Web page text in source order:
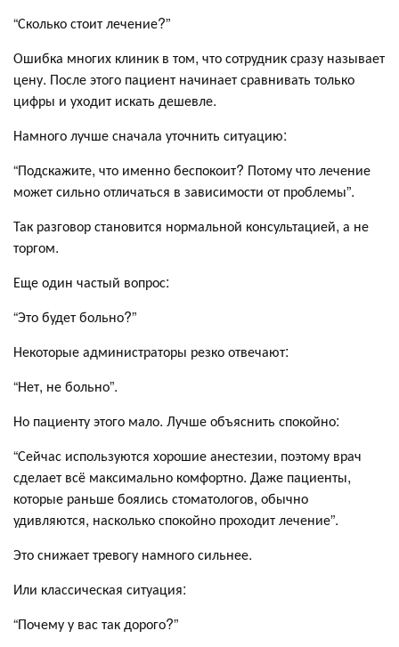
“Сколько стоит лечение?”
Ошибка многих клиник в том, что сотрудник сразу называет
цену. После этого пациент начинает сравнивать только
цифры и уходит искать дешевле.
Намного лучше сначала уточнить ситуацию:
“Подскажите, что именно беспокоит? Потому что лечение
может сильно отличаться в зависимости от проблемы”.
Так разговор становится нормальной консультацией, а не
торгом.
Еще один частый вопрос:
“Это будет больно?”
Некоторые администраторы резко отвечают:
“Нет, не больно”.
Но пациенту этого мало. Лучше объяснить спокойно:
“Сейчас используются хорошие анестезии, поэтому врач
сделает всё максимально комфортно. Даже пациенты,
которые раньше боялись стоматологов, обычно
удивляются, насколько спокойно проходит лечение”.
Это снижает тревогу намного сильнее.
Или классическая ситуация:
“Почему у вас так дорого?”